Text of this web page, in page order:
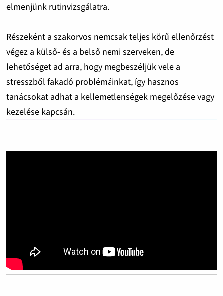
elmenjünk rutinvizsgálatra.
Részeként a szakorvos nemcsak teljes körű ellenőrzést
végez a külső- és a belső nemi szerveken, de
lehetőséget ad arra, hogy megbeszéljük vele a
stresszből fakadó problémáinkat, így hasznos
tanácsokat adhat a kellemetlenségek megelőzése vagy
kezelése kapcsán.